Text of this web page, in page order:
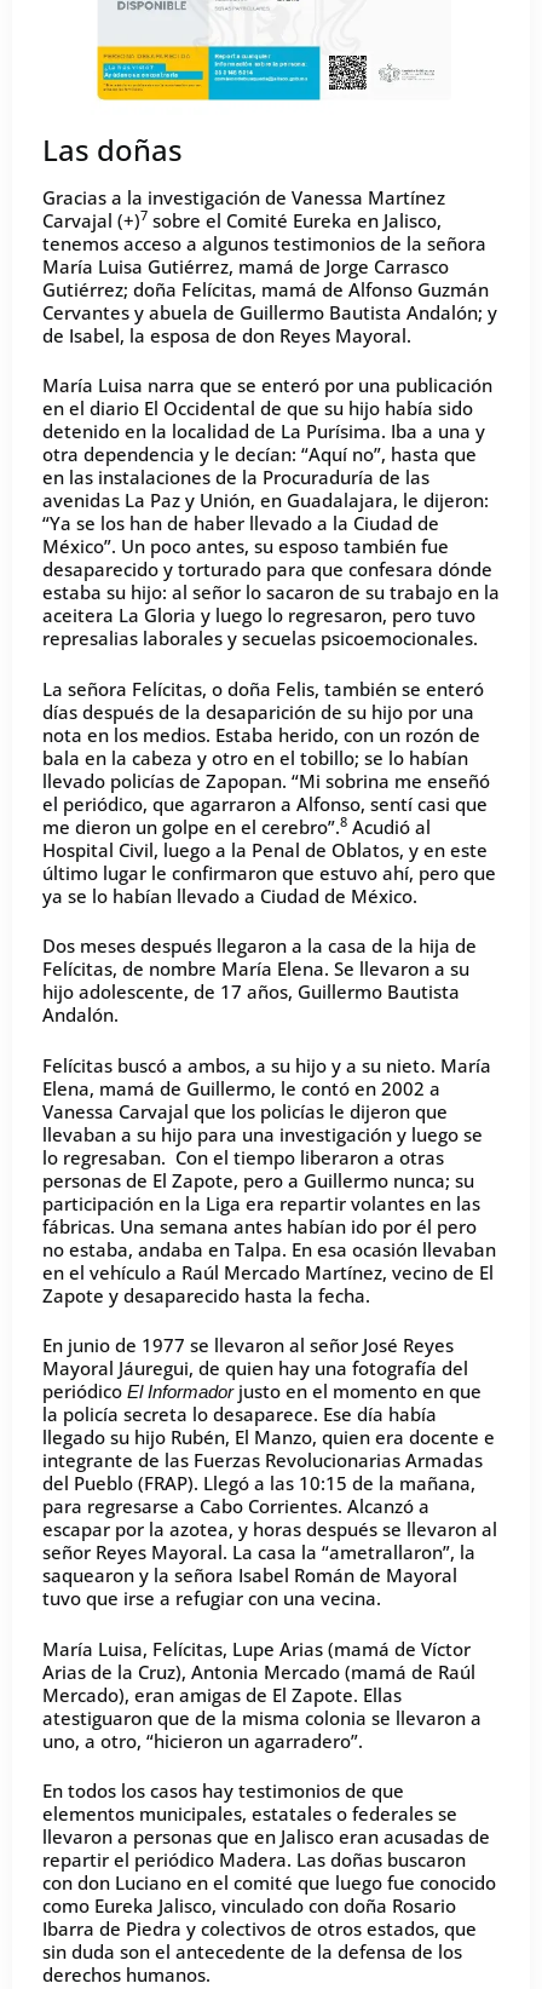
Las doñas
Gracias a la investigación de Vanessa Martínez
Carvajal (+)7 sobre el Comité Eureka en Jalisco,
tenemos acceso a algunos testimonios de la señora
María Luisa Gutiérrez, mamá de Jorge Carrasco
Gutiérrez; doña Felícitas, mamá de Alfonso Guzmán
Cervantes y abuela de Guillermo Bautista Andalón; y
de Isabel, la esposa de don Reyes Mayoral.
María Luisa narra que se enteró por una publicación
en el diario El Occidental de que su hijo había sido
detenido en la localidad de La Purísima. Iba a una y
otra dependencia y le decían: “Aquí no”, hasta que
en las instalaciones de la Procuraduría de las
avenidas La Paz y Unión, en Guadalajara, le dijeron:
“Ya se los han de haber llevado a la Ciudad de
México”. Un poco antes, su esposo también fue
desaparecido y torturado para que confesara dónde
estaba su hijo: al señor lo sacaron de su trabajo en la
aceitera La Gloria y luego lo regresaron, pero tuvo
represalias laborales y secuelas psicoemocionales.
La señora Felícitas, o doña Felis, también se enteró
días después de la desaparición de su hijo por una
nota en los medios. Estaba herido, con un rozón de
bala en la cabeza y otro en el tobillo; se lo habían
llevado policías de Zapopan. “Mi sobrina me enseñó
el periódico, que agarraron a Alfonso, sentí casi que
me dieron un golpe en el cerebro”.8 Acudió al
Hospital Civil, luego a la Penal de Oblatos, y en este
último lugar le confirmaron que estuvo ahí, pero que
ya se lo habían llevado a Ciudad de México.
Dos meses después llegaron a la casa de la hija de
Felícitas, de nombre María Elena. Se llevaron a su
hijo adolescente, de 17 años, Guillermo Bautista
Andalón.
Felícitas buscó a ambos, a su hijo y a su nieto. María
Elena, mamá de Guillermo, le contó en 2002 a
Vanessa Carvajal que los policías le dijeron que
llevaban a su hijo para una investigación y luego se
lo regresaban. Con el tiempo liberaron a otras
personas de El Zapote, pero a Guillermo nunca; su
participación en la Liga era repartir volantes en las
fábricas. Una semana antes habían ido por él pero
no estaba, andaba en Talpa. En esa ocasión llevaban
en el vehículo a Raúl Mercado Martínez, vecino de El
Zapote y desaparecido hasta la fecha.
En junio de 1977 se llevaron al señor José Reyes
Mayoral Jáuregui, de quien hay una fotografía del
periódico El Informadorjusto en el momento en que
la policía secreta lo desaparece. Ese día había
llegado su hijo Rubén, El Manzo, quien era docente e
integrante de las Fuerzas Revolucionarias Armadas
del Pueblo (FRAP). Llegó a las 10:15 de la mañana,
para regresarse a Cabo Corrientes. Alcanzó a
escapar por la azotea, y horas después se llevaron al
señor Reyes Mayoral. La casa la “ametrallaron”, la
saquearon y la señora Isabel Román de Mayoral
tuvo que irse a refugiar con una vecina.
María Luisa, Felícitas, Lupe Arias (mamá de Víctor
Arias de la Cruz), Antonia Mercado (mamá de Raúl
Mercado), eran amigas de El Zapote. Ellas
atestiguaron que de la misma colonia se llevaron a
uno, a otro, “hicieron un agarradero”.
En todos los casos hay testimonios de que
elementos municipales, estatales o federales se
llevaron a personas que en Jalisco eran acusadas de
repartir el periódico Madera. Las doñas buscaron
con don Luciano en el comité que luego fue conocido
como Eureka Jalisco, vinculado con doña Rosario
Ibarra de Piedra y colectivos de otros estados, que
sin duda son el antecedente de la defensa de los
derechos humanos.